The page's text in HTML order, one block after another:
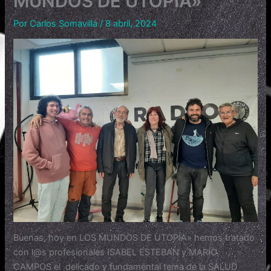
PorCarlos Somavilla/8 abril, 2024
Buenas, hoy en LOS MUNDOS DE UTOPÍA» hemos tratado
con l@s profesionales ISABEL ESTEBAN y MARIO
CAMPOS el delicado y fundamental tema de la SALUD